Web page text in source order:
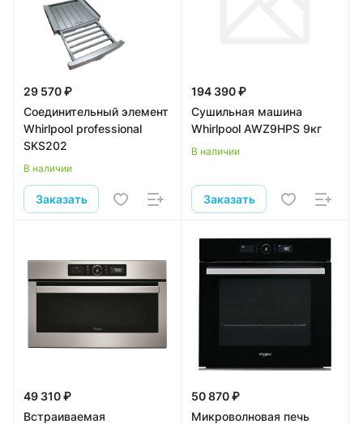
29 570 ₽
Соединительный элемент
Whirlpool professional
SKS202
В наличии
Заказать
194 390 ₽
Сушильная машина
Whirlpool AWZ9HPS 9кг
В наличии
Заказать
49 310 ₽
Встраиваемая
50 870 ₽
Микроволновая печь